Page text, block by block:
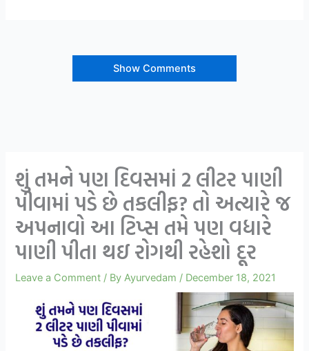
Show Comments
શું તમને પણ દિવસમાં 2 લીટર પાણી
પીવામાં પડે છે તકલીફ? તો અત્યારે જ
અપનાવો આ ટિપ્સ તમે પણ વધારે
પાણી પીતા થઇ રોગથી રહેશો દૂર
Leave a Comment / ByAyurvedam / December 18, 2021